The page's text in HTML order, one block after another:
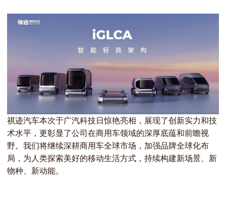
祺迹汽车本次于广汽科技日惊艳亮相，展现了创新实力和技
术水平，更彰显了公司在商用车领域的深厚底蕴和前瞻视
野。我们将继续深耕商用车全球市场，加强品牌全球化布
局，为人类探索美好的移动生活方式，持续构建新场景、新
物种、新动能。